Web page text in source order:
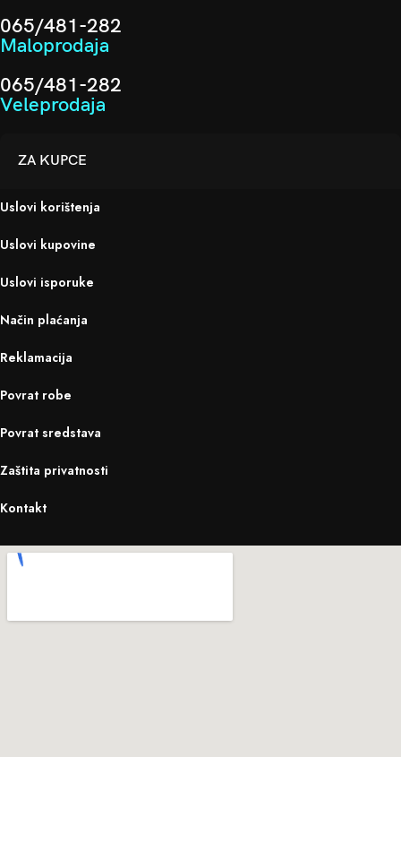
065/481-282
Maloprodaja
065/481-282
Veleprodaja
ZA KUPCE
Uslovi korištenja
Uslovi kupovine
Uslovi isporuke
Način plaćanja
Reklamacija
Povrat robe
Povrat sredstava
Zaštita privatnosti
Kontakt